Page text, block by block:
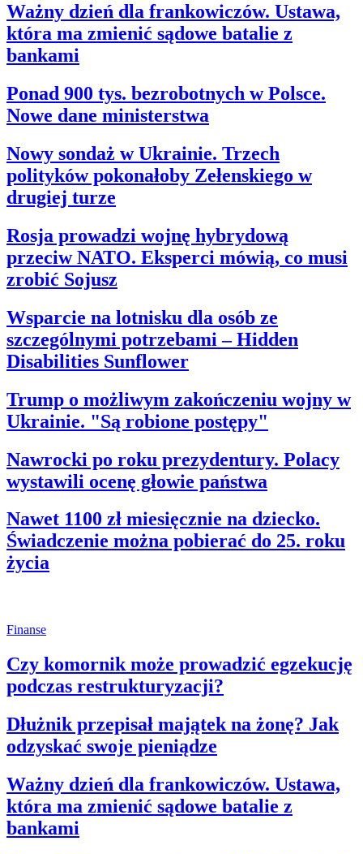
Ważny dzień dla frankowiczów. Ustawa,
która ma zmienić sądowe batalie z
bankami
Ponad 900 tys. bezrobotnych w Polsce.
Nowe dane ministerstwa
Nowy sondaż w Ukrainie. Trzech
polityków pokonałoby Zełenskiego w
drugiej turze
Rosja prowadzi wojnę hybrydową
przeciw NATO. Eksperci mówią, co musi
zrobić Sojusz
Wsparcie na lotnisku dla osób ze
szczególnymi potrzebami – Hidden
Disabilities Sunflower
Trump o możliwym zakończeniu wojny w
Ukrainie. "Są robione postępy"
Nawrocki po roku prezydentury. Polacy
wystawili ocenę głowie państwa
Nawet 1100 zł miesięcznie na dziecko.
Świadczenie można pobierać do 25. roku
życia
Finanse
Czy komornik może prowadzić egzekucję
podczas restrukturyzacji?
Dłużnik przepisał majątek na żonę? Jak
odzyskać swoje pieniądze
Ważny dzień dla frankowiczów. Ustawa,
która ma zmienić sądowe batalie z
bankami